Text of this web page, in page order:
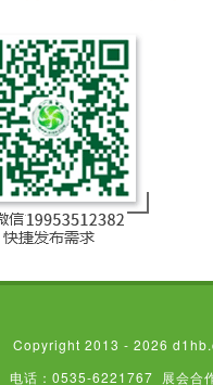
Copyright 2013 - 2026
电话：0535-6221767 展会合